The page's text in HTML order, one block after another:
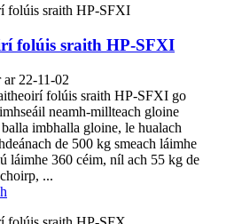
folúis sraith HP-SFXI
22-11-02
folúis sraith HP-SFXI go
neamh-millteach gloine
imbhalla gloine, le hualach
de 500 kg smeach láimhe
láimhe 360 ​​céim, níl ach 55 kg de
...